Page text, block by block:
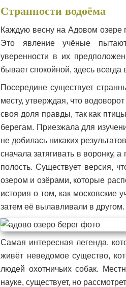
Странности водоёма
Каждую весну на Адовом озере
Это явление учёные
уверенности в их
бывает спокойной, здесь
Посередине существует
месту, утверждая, что
своя доля правды, так как
берегам. Приезжала для
не добилась никаких
сначала затягивать в воронку,
полость. Существует версия,
озером и озёрами, которые
история о том, как
затем её вылавливали в другом.
Самая интересная легенда,
живёт неведомое существо,
людей охотничьих собак.
науке, существует, но